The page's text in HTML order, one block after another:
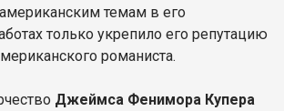
темам в его
только укрепило его репутацию
романиста.
Джеймса Фенимора Купера